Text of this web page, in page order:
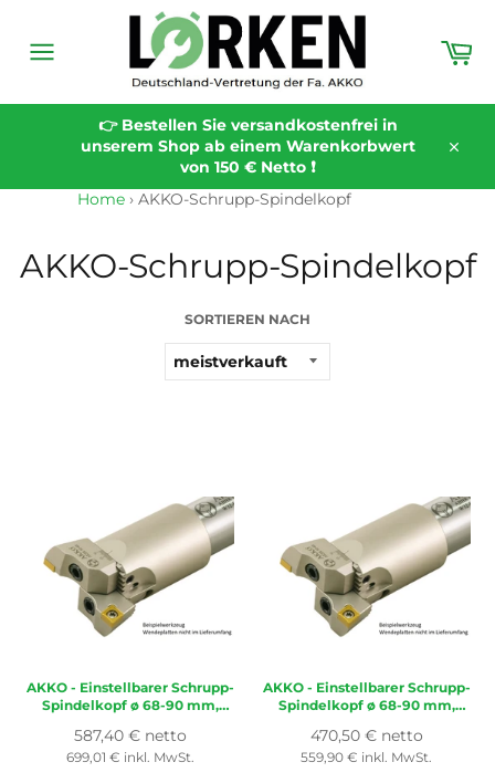
Inhalt
Seitennavigation
👉 Bestellen Sie versandkostenfrei in
unserem Shop ab einem Warenkorbwert
von 150 € Netto ❗️
Home › AKKO-Schrupp-Spindelkopf
AKKO-Schrupp-Spindelkopf
SORTIEREN NACH
AKKO - Einstellbarer Schrupp-
Spindelkopf ø 68-90 mm,
kompatibel mit ISO CC..
1204.., mit Innenkühlung
Normaler
Preis
587,40 € netto
699,01 € inkl. MwSt.
AKKO - Einstellbarer Schrupp-
Spindelkopf ø 68-90 mm,
kompatibel mit ISO CC..
1204.., mit Innenkühlung
Normaler
Preis
470,50 € netto
559,90 € inkl. MwSt.